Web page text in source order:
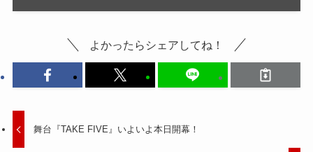
よかったらシェアしてね！
舞台『TAKE FIVE』いよいよ本日開幕！